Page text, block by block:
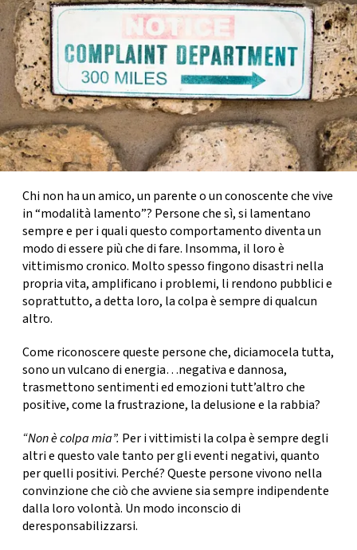
EVENTI
VIDEO
TV
PRINCIPATO
DI
RMC
CONSIGLIA
Chi non ha un amico, un parente o un conoscente che vive
in “modalità lamento”? Persone che sì, si lamentano
sempre e per i qualiquesto comportamento diventa un
modo di essere più che di fare. Insomma, il loro è
vittimismo cronico. Molto spesso fingono disastri nella
propria vita, amplificano i problemi, li rendono pubblici e
soprattutto, a detta loro, la colpa è sempre di qualcun
altro.
Come riconoscere queste persone che, diciamocela tutta,
sono un vulcano di energia…negativa e dannosa,
trasmettono sentimenti ed emozioni tutt’altro che
positive, come la frustrazione, la delusione e la rabbia?
“Non è colpa mia”. Per i vittimistila colpa è sempre degli
altrie questo vale tanto per gli eventi negativi, quanto
per quelli positivi. Perché? Queste persone vivono nella
convinzione che ciò che avviene sia sempre indipendente
dalla loro volontà. Un modo inconscio di
deresponsabilizzarsi.